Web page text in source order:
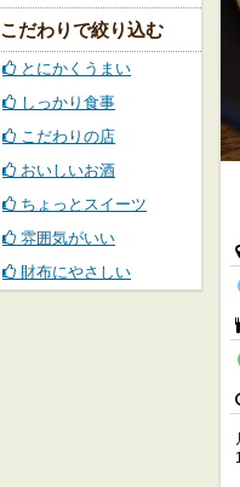
こだわりで絞り込む
とにかくうまい
しっかり食事
こだわりの店
おいしいお酒
ちょっとスイーツ
雰囲気がいい
財布にやさしい